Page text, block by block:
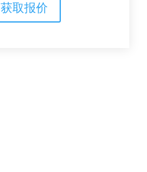
获取报价